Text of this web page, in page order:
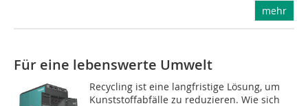
mehr
Für eine lebenswerte Umwelt
Recycling ist eine langfristige Lösung, um
Kunststoffabfälle zu reduzieren. Wie sich